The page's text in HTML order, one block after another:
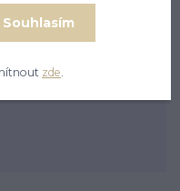
Souhlasím
zde.